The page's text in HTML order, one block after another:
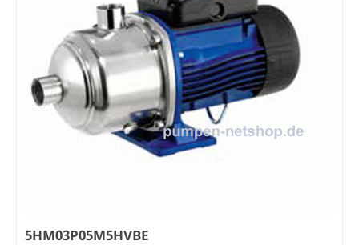
5HM03P05M5HVBE